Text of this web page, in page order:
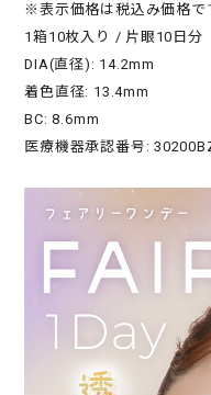
※表示価格は税込み価格で
1箱10枚入り / 片眼10日分
DIA(直径): 14.2mm
着色直径: 13.4mm
BC: 8.6mm
医療機器承認番号: